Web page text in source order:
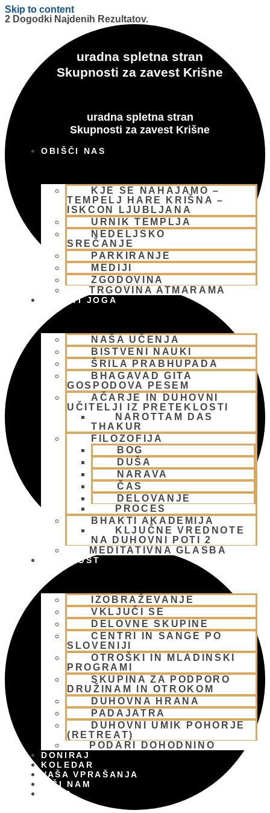
Skip to content
uradna spletna stran
Skupnosti za zavest Krišne
uradna spletna stran
Skupnosti za zavest Krišne
OBIŠČI NAS
KJE SE NAHAJAMO –
TEMPELJ HARE KRIŠNA –
ISKCON LJUBLJANA
URNIK TEMPLJA
NEDELJSKO
SREČANJE
PARKIRANJE
MEDIJI
ZGODOVINA
TRGOVINA ATMARAMA
BHAKTI JOGA
NAŠA UČENJA
BISTVENI NAUKI
ŠRILA PRABHUPADA
BHAGAVAD GITA
GOSPODOVA PESEM
AČARJE IN DUHOVNI
UČITELJI IZ PRETEKLOSTI
NAROTTAM DAS
THAKUR
FILOZOFIJA
BOG
DUŠA
NARAVA
ČAS
DELOVANJE
PROCES
BHAKTI AKADEMIJA
KLJUČNE VREDNOTE
NA DUHOVNI POTI 2
MEDITATIVNA GLASBA
SKUPNOST
IZOBRAŽEVANJE
VKLJUČI SE
DELOVNE SKUPINE
CENTRI IN SANGE PO
SLOVENIJI
OTROŠKI IN MLADINSKI
PROGRAMI
SKUPINA ZA PODPORO
DRUŽINAM IN OTROKOM
DUHOVNA HRANA
PADAJATRA
DUHOVNI UMIK POHORJE
(RETREAT)
PODARI DOHODNINO
DONIRAJ
KOLEDAR
VAŠA VPRAŠANJA
PIŠI NAM
BLOG
2 Dogodki Najdenih Rezultatov.